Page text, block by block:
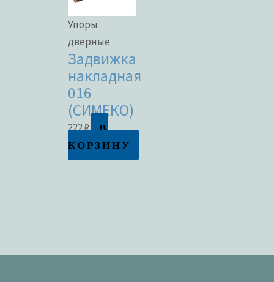
Упоры
дверные
Задвижка
накладная
016
(СИМЕКО)
222₽
В
КОРЗИНУ